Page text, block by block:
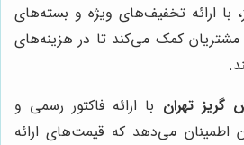
با ارائه تخفیف‌های ویژه و بسته‌های
مشتریان کمک می‌کند تا در هزینه‌های
تهران با ارائه فاکتور رسمی و
اطمینان می‌دهد که قیمت‌های ارائه